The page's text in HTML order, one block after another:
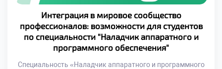
Интеграция в мировое сообщество
профессионалов: возможности для студентов
по специальности "Наладчик аппаратного и
программного обеспечения"
Специальность «Наладчик аппаратного и программного